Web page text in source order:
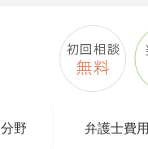
野 弁護士費用